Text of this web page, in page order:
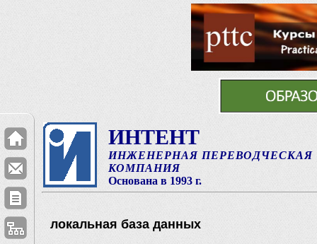
ИНТЕНТ
ИНЖЕНЕРНАЯ ПЕРЕВОДЧЕСКАЯ
КОМПАНИЯ
Основана в 1993 г.
локальная база данных